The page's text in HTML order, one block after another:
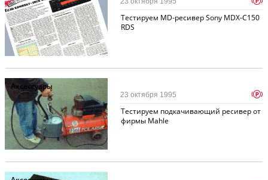
Тестируем MD-ресивер Sony MDX-C150
RDS
Аксессуары
Тестируем подкачивающий ресивер от
фирмы Mahle
23 октября 1995 p